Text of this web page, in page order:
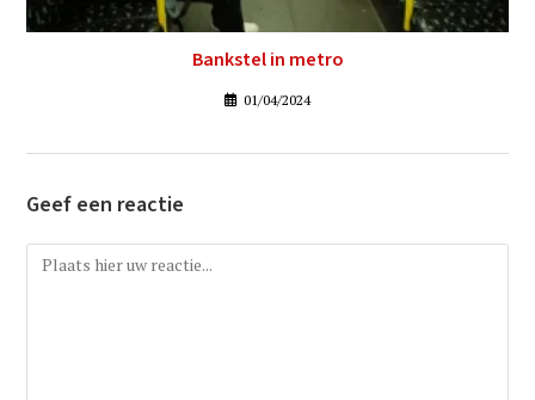
Bankstel in metro
01/04/2024
Geef een reactie
Reactie